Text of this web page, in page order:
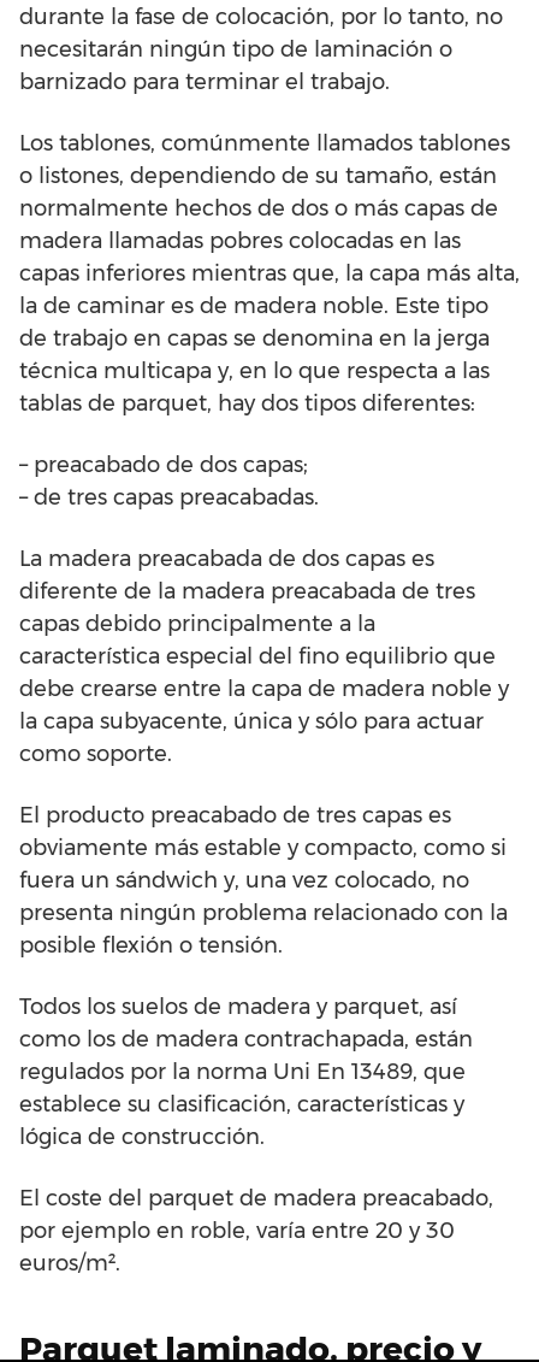
durante la fase de colocación, por lo tanto, no
necesitarán ningún tipo de laminación o
barnizado para terminar el trabajo.
Los tablones, comúnmente llamados tablones
o listones, dependiendo de su tamaño, están
normalmente hechos de dos o más capas de
madera llamadas pobres colocadas en las
capas inferiores mientras que, la capa más alta,
la de caminar es de madera noble. Este tipo
de trabajo en capas se denomina en la jerga
técnica multicapa y, en lo que respecta a las
tablas de parquet, hay dos tipos diferentes:
– preacabado de dos capas;
– de tres capas preacabadas.
La madera preacabada de dos capas es
diferente de la madera preacabada de tres
capas debido principalmente a la
característica especial del fino equilibrio que
debe crearse entre la capa de madera noble y
la capa subyacente, única y sólo para actuar
como soporte.
El producto preacabado de tres capas es
obviamente más estable y compacto, como si
fuera un sándwich y, una vez colocado, no
presenta ningún problema relacionado con la
posible flexión o tensión.
Todos los suelos de madera y parquet, así
como los de madera contrachapada, están
regulados por la norma Uni En 13489, que
establece su clasificación, características y
lógica de construcción.
El coste del parquet de madera preacabado,
por ejemplo en roble, varía entre 20 y 30
euros/m².
Parquet laminado, precio y